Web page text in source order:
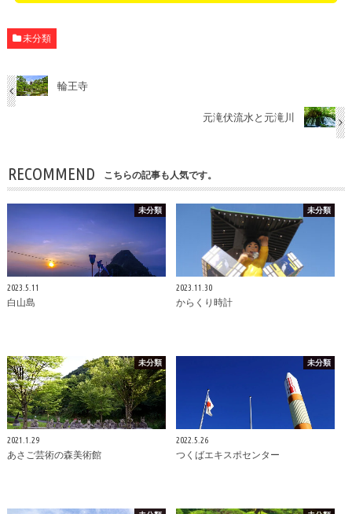
未分類
輪王寺
元滝伏流水と元滝川
RECOMMEND こちらの記事も人気です。
未分類
2023.5.11
白山島
未分類
2023.11.30
からくり時計
未分類
2021.1.29
あさご芸術の森美術館
未分類
2022.5.26
つくばエキスポセンター